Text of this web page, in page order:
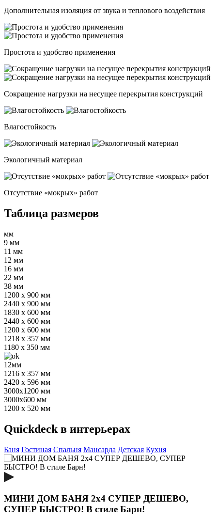
Дополнительная изоляция от звука и теплового воздействия
Простота и удобство применения
Cокращение нагрузки на несущее перекрытия конструкций
Влагостойкость
Экологичный материал
Отсутствие «мокрых» работ
Таблица размеров
мм
9 мм
11 мм
12 мм
16 мм
22 мм
38 мм
1200 x 900 мм
2440 x 900 мм
1830 x 600 мм
2440 x 600 мм
1200 x 600 мм
1218 х 357 мм
1180 х 350 мм
12мм
1216 х 357 мм
2420 x 596 мм
3000х1200 мм
3000х600 мм
1200 x 520 мм
Quickdeck в интерьерах
Баня Гостиная Спальня Мансарда Детская Кухня
МИНИ ДОМ БАНЯ 2х4 СУПЕР ДЕШЕВО,
СУПЕР БЫСТРО! В стиле Барн!